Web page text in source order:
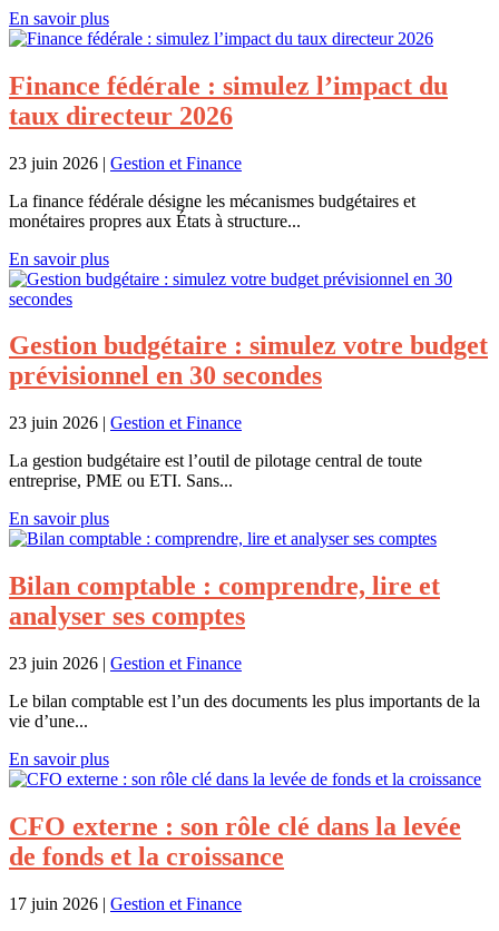
En savoir plus
Finance fédérale : simulez l’impact du
taux directeur 2026
23 juin 2026 | Gestion et Finance
La finance fédérale désigne les mécanismes budgétaires et
monétaires propres aux États à structure...
En savoir plus
Gestion budgétaire : simulez votre budget
prévisionnel en 30 secondes
23 juin 2026 | Gestion et Finance
La gestion budgétaire est l’outil de pilotage central de toute
entreprise, PME ou ETI. Sans...
En savoir plus
Bilan comptable : comprendre, lire et
analyser ses comptes
23 juin 2026 | Gestion et Finance
Le bilan comptable est l’un des documents les plus importants de la
vie d’une...
En savoir plus
CFO externe : son rôle clé dans la levée
de fonds et la croissance
17 juin 2026 | Gestion et Finance